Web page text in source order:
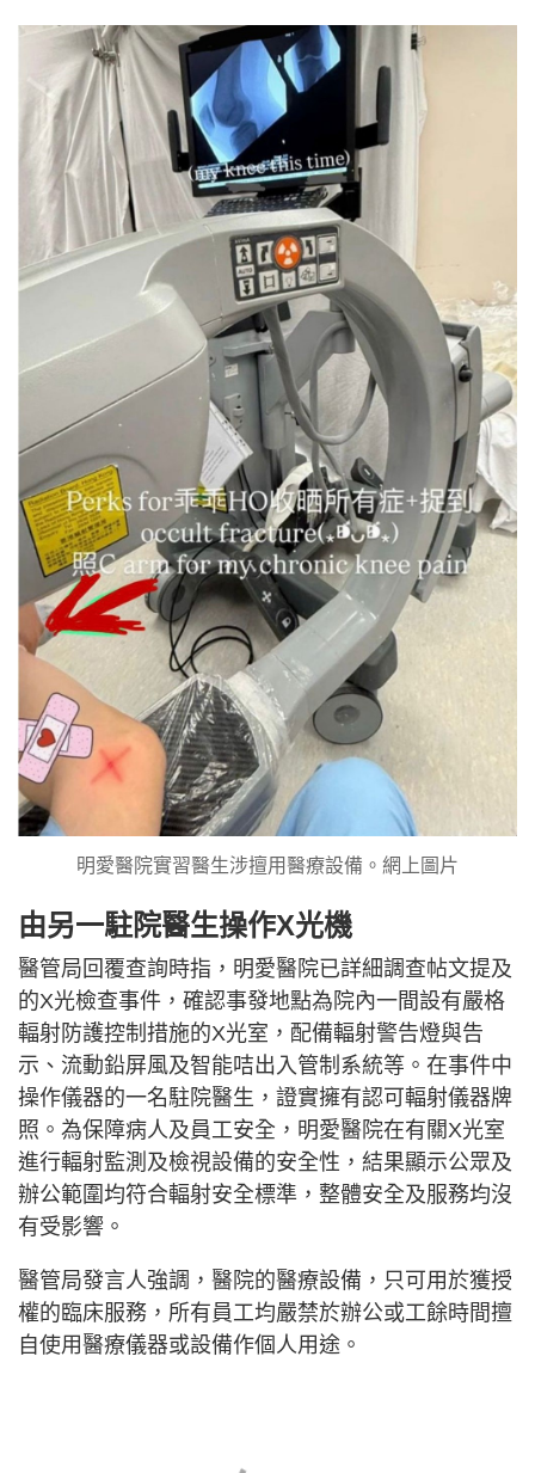
明愛醫院實習醫生涉擅用醫療設備。網上圖片
由另一駐院醫生操作X光機
醫管局回覆查詢時指，明愛醫院已詳細調查帖文提及
的X光檢查事件，確認事發地點為院內一間設有嚴格
輻射防護控制措施的X光室，配備輻射警告燈與告
示、流動鉛屏風及智能咭出入管制系統等。在事件中
操作儀器的一名駐院醫生，證實擁有認可輻射儀器牌
照。為保障病人及員工安全，明愛醫院在有關X光室
進行輻射監測及檢視設備的安全性，結果顯示公眾及
辦公範圍均符合輻射安全標準，整體安全及服務均沒
有受影響。
醫管局發言人強調，醫院的醫療設備，只可用於獲授
權的臨床服務，所有員工均嚴禁於辦公或工餘時間擅
自使用醫療儀器或設備作個人用途。